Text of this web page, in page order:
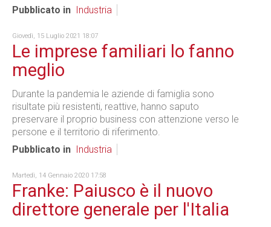
Pubblicato in Industria
Giovedì, 15 Luglio 2021 18:07
Le imprese familiari lo fanno
meglio
Durante la pandemia le aziende di famiglia sono
risultate più resistenti, reattive, hanno saputo
preservare il proprio business con attenzione verso le
persone e il territorio di riferimento.
Pubblicato in
Industria
Martedì, 14 Gennaio 2020 17:58
Franke: Paiusco è il nuovo
direttore generale per l'Italia